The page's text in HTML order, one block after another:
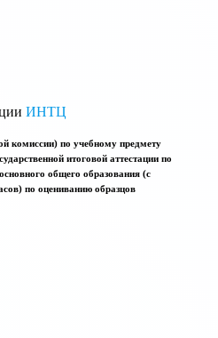
ИНТЦ
комиссии) по учебному предмету
итоговой аттестации по
общего образования (с
по оцениванию образцов